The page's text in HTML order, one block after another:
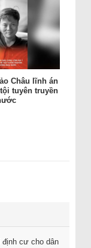
Châu lĩnh án
tuyên truyền
cư cho dân